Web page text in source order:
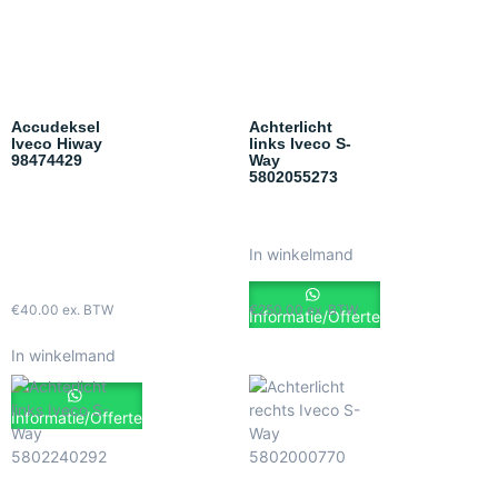
Accudeksel
Iveco Hiway
98474429
€40.00 ex. BTW
In winkelmand
Informatie/Offerte
Achterlicht
links Iveco S-
Way
5802055273
€250.00 ex. BTW
In winkelmand
Informatie/Offerte